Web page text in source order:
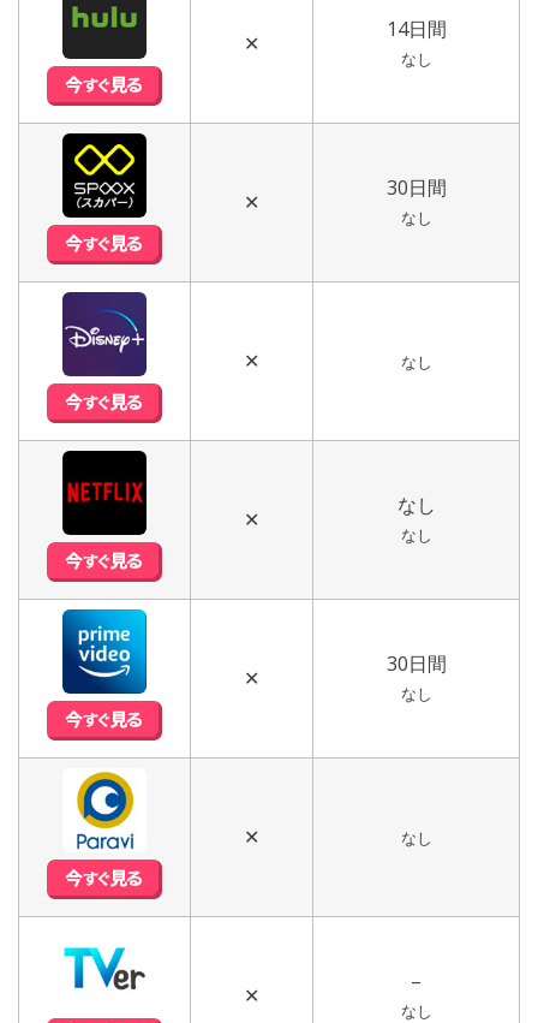
✕
14日間
なし
✕
30日間
なし
✕ なし
✕
なし
なし
✕
30日間
なし
✕ なし
✕
–
なし